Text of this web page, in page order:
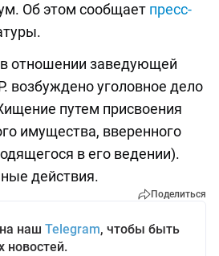
Об этом сообщает пресс-
отношении заведующей
возбуждено уголовное дело
путем присвоения
имущества, вверенного
в его ведении).
действия.
Поделиться
наш Telegram, чтобы быть
новостей.